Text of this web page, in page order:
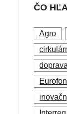
ČO
Agro
doprava